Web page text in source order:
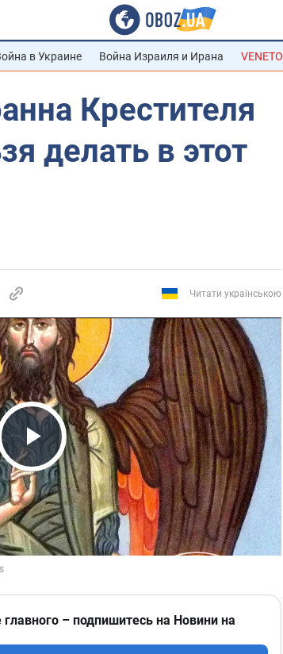
в Украине Война Израиля и Ирана VENETO
Крестителя
делать в этот
Читати українською
Play Video
– подпишитесь на Новини на